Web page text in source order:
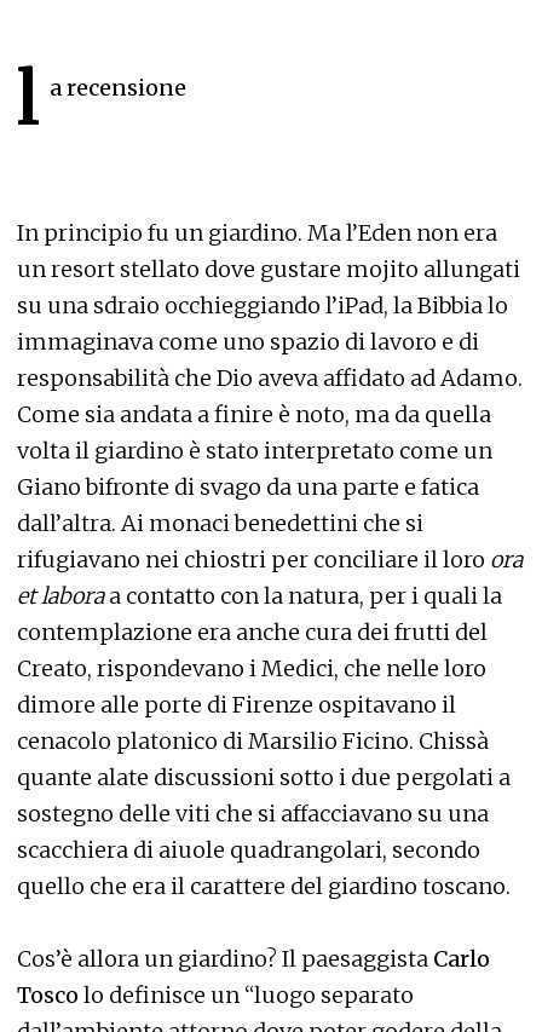
l a recensione
In principio fu un giardino. Ma l’Eden non era
un resort stellato dove gustare mojito allungati
su una sdraio occhieggiando l’iPad, la Bibbia lo
immaginava come uno spazio di lavoro e di
responsabilità che Dio aveva affidato ad Adamo.
Come sia andata a finire è noto, ma da quella
volta il giardino è stato interpretato come un
Giano bifronte di svago da una parte e fatica
dall’altra. Ai monaci benedettini che si
rifugiavano nei chiostri per conciliare il loro ora
et laboraa contatto con la natura, per i quali la
contemplazione era anche cura dei frutti del
Creato, rispondevano i Medici, che nelle loro
dimore alle porte di Firenze ospitavano il
cenacolo platonico di Marsilio Ficino. Chissà
quante alate discussioni sotto i due pergolati a
sostegno delle viti che si affacciavano su una
scacchiera di aiuole quadrangolari, secondo
quello che era il carattere del giardino toscano.
Cos’è allora un giardino? Il paesaggista Carlo
Tosco lo definisce un “luogo separato